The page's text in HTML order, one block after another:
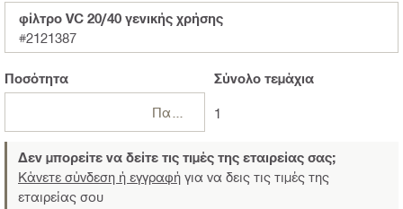
φίλτρο VC 20/40 γενικής χρήσης
#2121387
Ποσότητα Σύνολοτεμάχια
1
Δεν μπορείτε να δείτε τις τιμές της εταιρείας σας;
Κάνετε σύνδεση ή εγγραφή για να δεις τις τιμές της
εταιρείας σου